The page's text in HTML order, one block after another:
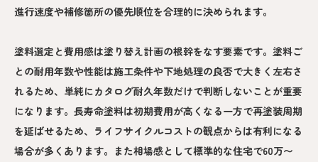
進行速度や補修箇所の優先順位を合理的に決められます。
塗料選定と費用感は塗り替え計画の根幹をなす要素です。塗料ご
との耐用年数や性能は施工条件や下地処理の良否で大きく左右さ
れるため、単純にカタログ耐久年数だけで判断しないことが重要
になります。長寿命塗料は初期費用が高くなる一方で再塗装周期
を延ばせるため、ライフサイクルコストの観点からは有利になる
場合が多くあります。また相場感として標準的な住宅で60万〜